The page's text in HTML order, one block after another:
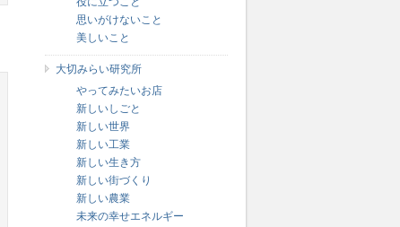
思いがけないこと
美しいこと
大切みらい研究所
やってみたいお店
新しいしごと
新しい世界
新しい工業
新しい生き方
新しい街づくり
新しい農業
未来の幸せエネルギー